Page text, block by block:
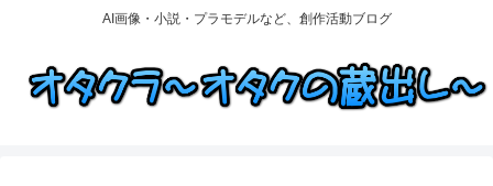
AI画像・小説・プラモデルなど、創作活動ブログ